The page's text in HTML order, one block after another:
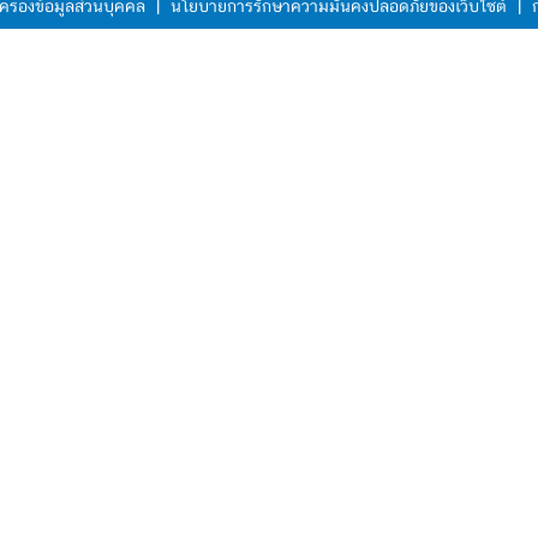
รองข้อมูลส่วนบุคคล | นโยบายการรักษาความมั่นคงปลอดภัยของเว็บไซต์ |